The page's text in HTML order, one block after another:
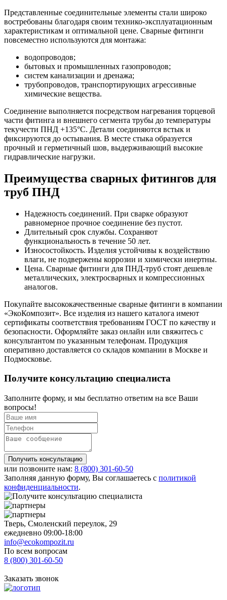
Представленные соединительные элементы стали широко
востребованы благодаря своим технико-эксплуатационным
характеристикам и оптимальной цене. Сварные фитинги
повсеместно используются для монтажа:
водопроводов;
бытовых и промышленных газопроводов;
систем канализации и дренажа;
трубопроводов, транспортирующих агрессивные
химические вещества.
Соединение выполняется посредством нагревания торцевой
части фитинга и внешнего сегмента трубы до температуры
текучести ПНД +135°С. Детали соединяются встык и
фиксируются до остывания. В месте стыка образуется
прочный и герметичный шов, выдерживающий высокие
гидравлические нагрузки.
Преимущества сварных фитингов для
труб ПНД
Надежность соединений. При сварке образуют
равномерное прочное соединение без пустот.
Длительный срок службы. Сохраняют
функциональность в течение 50 лет.
Износостойкость. Изделия устойчивы к воздействию
влаги, не подвержены коррозии и химически инертны.
Цена. Сварные фитинги для ПНД-труб стоят дешевле
металлических, электросварных и компрессионных
аналогов.
Покупайте высококачественные сварные фитинги в компании
«ЭкоКомпозит». Все изделия из нашего каталога имеют
сертификаты соответствия требованиям ГОСТ по качеству и
безопасности. Оформляйте заказ онлайн или свяжитесь с
консультантом по указанным телефонам. Продукция
оперативно доставляется со складов компании в Москве и
Подмосковье.
Получите консультацию специалиста
Заполните форму, и мы бесплатно ответим на все Ваши
вопросы!
Получить консультацию
или позвоните нам: 8 (800) 301-60-50
Заполняя данную форму, Вы соглашаетесь с политикой
конфиденциальности.
Тверь, Смоленский переулок, 29
ежедневно 09:00-18:00
info@ecokompozit.ru
По всем вопросам
8 (800) 301-60-50
Заказать звонок